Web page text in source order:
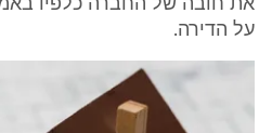
את חובה של החברה כלפיו
על הדירה.